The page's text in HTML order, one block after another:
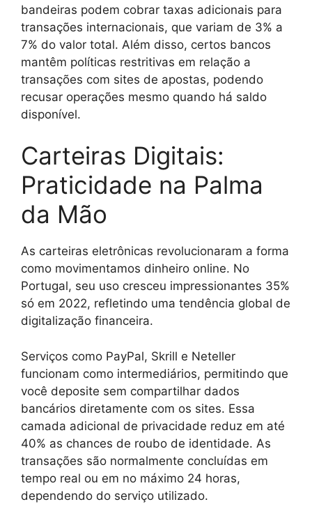
bandeiras podem cobrar taxas adicionais para
transações internacionais, que variam de 3% a
7% do valor total. Além disso, certos bancos
mantêm políticas restritivas em relação a
transações com sites de apostas, podendo
recusar operações mesmo quando há saldo
disponível.
Carteiras Digitais:
Praticidade na Palma
da Mão
As carteiras eletrônicas revolucionaram a forma
como movimentamos dinheiro online. No
Portugal, seu uso cresceu impressionantes 35%
só em 2022, refletindo uma tendência global de
digitalização financeira.
Serviços como PayPal, Skrill e Neteller
funcionam como intermediários, permitindo que
você deposite sem compartilhar dados
bancários diretamente com os sites. Essa
camada adicional de privacidade reduz em até
40% as chances de roubo de identidade. As
transações são normalmente concluídas em
tempo real ou em no máximo 24 horas,
dependendo do serviço utilizado.